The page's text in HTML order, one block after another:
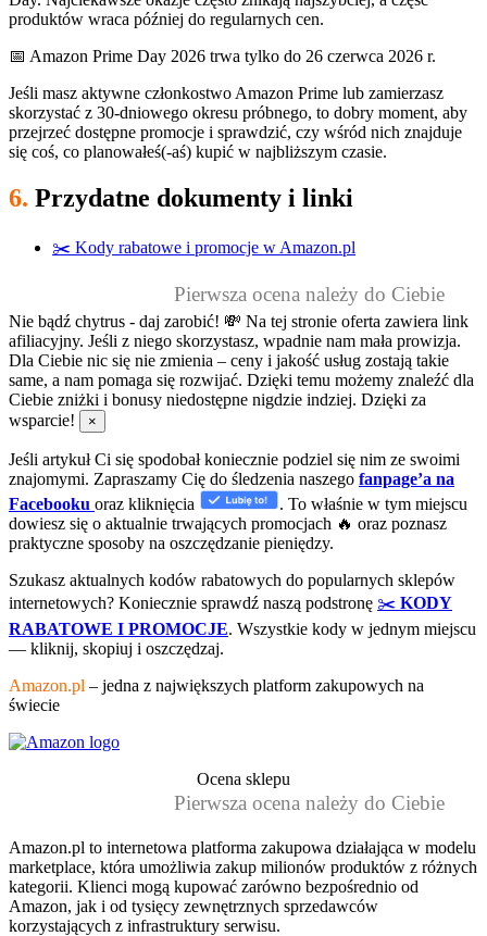
produktów wraca później do regularnych cen.
📅 Amazon Prime Day 2026 trwa tylko do 26 czerwca 2026 r.
Jeśli masz aktywne członkostwo Amazon Prime lub zamierzasz
skorzystać z 30-dniowego okresu próbnego, to dobry moment, aby
przejrzeć dostępne promocje i sprawdzić, czy wśród nich znajduje
się coś, co planowałeś(-aś) kupić w najbliższym czasie.
6. Przydatne dokumenty i linki
✂️ Kody rabatowe i promocje w Amazon.pl
Pierwsza ocena należy do Ciebie
Nie bądź chytrus - daj zarobić! 💸 Na tej stronie oferta zawiera link
afiliacyjny. Jeśli z niego skorzystasz, wpadnie nam mała prowizja.
Dla Ciebie nic się nie zmienia – ceny i jakość usług zostają takie
same, a nam pomaga się rozwijać. Dzięki temu możemy znaleźć dla
Ciebie zniżki i bonusy niedostępne nigdzie indziej. Dzięki za
wsparcie!
×
Jeśli artykuł Ci się spodobał koniecznie podziel się nim ze swoimi
znajomymi. Zapraszamy Cię do śledzenia naszego fanpage’a na
Facebooku oraz kliknięcia
. To właśnie w tym miejscu
dowiesz się o aktualnie trwających promocjach 🔥 oraz poznasz
praktyczne sposoby na oszczędzanie pieniędzy.
Szukasz aktualnych kodów rabatowych do popularnych sklepów
internetowych? Koniecznie sprawdź naszą podstronę ✂️ KODY
RABATOWE I PROMOCJE. Wszystkie kody w jednym miejscu
— kliknij, skopiuj i oszczędzaj.
Amazon.pl – jedna z największych platform zakupowych na
świecie
Ocena sklepu
Pierwsza ocena należy do Ciebie
Amazon.pl to internetowa platforma zakupowa działająca w modelu
marketplace, która umożliwia zakup milionów produktów z różnych
kategorii. Klienci mogą kupować zarówno bezpośrednio od
Amazon, jak i od tysięcy zewnętrznych sprzedawców
korzystających z infrastruktury serwisu.